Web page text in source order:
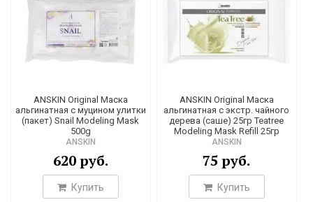
2
3
2
3
1
ANSKIN Original Маска
альгинатная с муцином улитки
(пакет) Snail Modeling Mask
500g
ANSKIN
620 руб.
Купить
ANSKIN Original Маска
альгинатная с экстр. чайного
дерева (саше) 25гр Teatree
Modeling Mask Refill 25гр
ANSKIN
75 руб.
Купить